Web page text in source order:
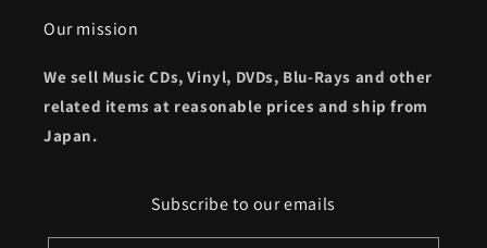
Our mission
We sell Music CDs, Vinyl, DVDs, Blu-Rays and other
related items at reasonable prices and ship from
Japan.
Subscribe to our emails